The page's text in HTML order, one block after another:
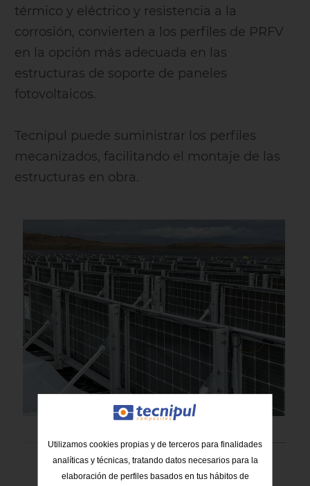
térmico y eléctrico y resistencia a la
corrosión, convierten a los perfiles de PRFV
en la opción más adecuada en las
estructuras de soporte de paneles
fotovoltaicos.
Tecnipul puede suministrar los perfiles
mecanizados, facilitando el montaje de las
estructuras en obra.
Utilizamos cookies propias y de terceros para finalidades
analíticas y técnicas, tratando datos necesarios para la
elaboración de perfiles basados en tus hábitos de